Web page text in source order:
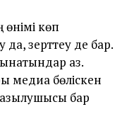
көп
зерттеу де бар.
аз.
медиа бөліскен
бар